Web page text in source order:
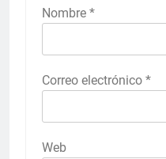
Nombre *
Correo electrónico *
Web